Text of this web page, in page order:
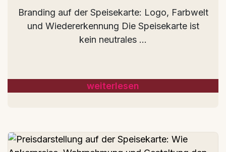
Branding auf der Speisekarte: Logo, Farbwelt
und Wiedererkennung Die Speisekarte ist
kein neutrales ...
weiterlesen